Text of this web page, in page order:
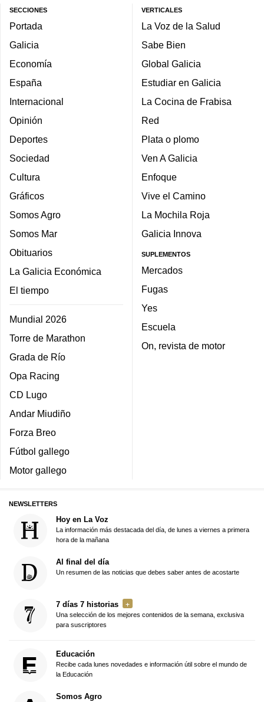
SECCIONES
Portada
Galicia
Economía
España
Internacional
Opinión
Deportes
Sociedad
Cultura
Gráficos
Somos Agro
Somos Mar
Obituarios
La Galicia Económica
El tiempo
Mundial 2026
Torre de Marathon
Grada de Río
Opa Racing
CD Lugo
Andar Miudiño
Forza Breo
Fútbol gallego
Motor gallego
VERTICALES
La Voz de la Salud
Sabe Bien
Global Galicia
Estudiar en Galicia
La Cocina de Frabisa
Red
Plata o plomo
Ven A Galicia
Enfoque
Vive el Camino
La Mochila Roja
Galicia Innova
SUPLEMENTOS
Mercados
Fugas
Yes
Escuela
On, revista de motor
NEWSLETTERS
Hoy en La Voz
La información más destacada del día, de lunes a viernes a primera
hora de la mañana
Al final del día
Un resumen de las noticias que debes saber antes de acostarte
7 días 7 historias
Una selección de los mejores contenidos de la semana, exclusiva
para suscriptores
Educación
Recibe cada lunes novedades e información útil sobre el mundo de
la Educación
Somos Agro